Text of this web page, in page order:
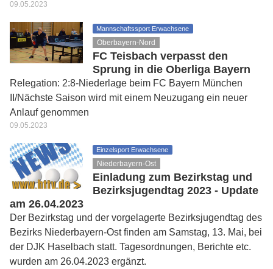
09.05.2023
Mannschaftssport Erwachsene
Oberbayern-Nord
FC Teisbach verpasst den
Sprung in die Oberliga Bayern
Relegation: 2:8-Niederlage beim FC Bayern München
II/Nächste Saison wird mit einem Neuzugang ein neuer
Anlauf genommen
09.05.2023
Einzelsport Erwachsene
Niederbayern-Ost
Einladung zum Bezirkstag und
Bezirksjugendtag 2023 - Update
am 26.04.2023
Der Bezirkstag und der vorgelagerte Bezirksjugendtag des
Bezirks Niederbayern-Ost finden am Samstag, 13. Mai, bei
der DJK Haselbach statt. Tagesordnungen, Berichte etc.
wurden am 26.04.2023 ergänzt.